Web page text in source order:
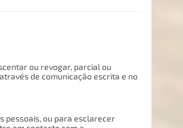
ou revogar, parcial ou
de comunicação escrita e no
pessoais, ou para esclarecer